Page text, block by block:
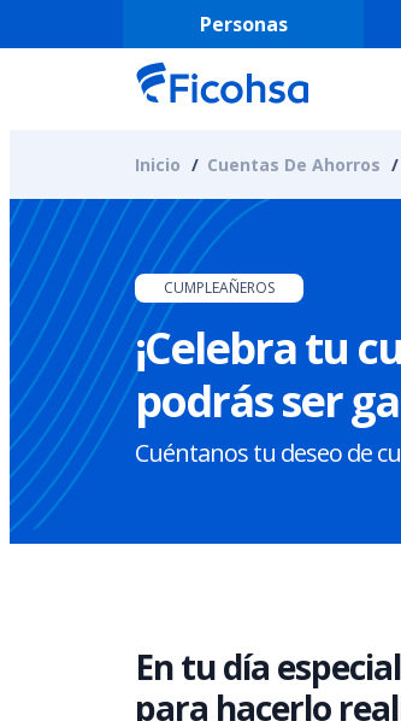
Personas
Inicio Cuentas De Ahorros
CUMPLEAÑEROS
¡Celebra tu
podrás ser
Cuéntanos tu deseo de
En tu día
para hacerlo